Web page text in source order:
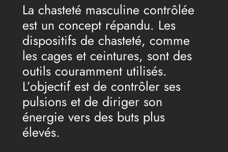
La chasteté masculine contrôlée
est un concept répandu. Les
dispositifs de chasteté, comme
les cages et ceintures, sont des
outils couramment utilisés.
L’objectif est de contrôler ses
pulsions et de diriger son
énergie vers des buts plus
élevés.